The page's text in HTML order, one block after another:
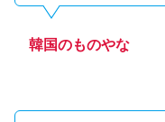
韓国のものやな